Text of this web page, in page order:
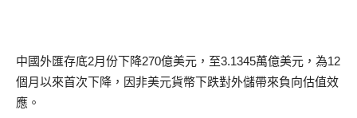
中國外匯存底2月份下降270億美元，至3.1345萬億美元，為12
個月以來首次下降，因非美元貨幣下跌對外儲帶來負向估值效
應。